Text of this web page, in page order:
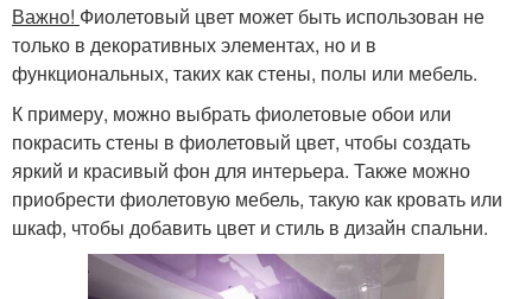
Важно! Фиолетовый цвет может быть использован не
только в декоративных элементах, но и в
функциональных, таких как стены, полы или мебель.
К примеру, можно выбрать фиолетовые обои или
покрасить стены в фиолетовый цвет, чтобы создать
яркий и красивый фон для интерьера. Также можно
приобрести фиолетовую мебель, такую как кровать или
шкаф, чтобы добавить цвет и стиль в дизайн спальни.